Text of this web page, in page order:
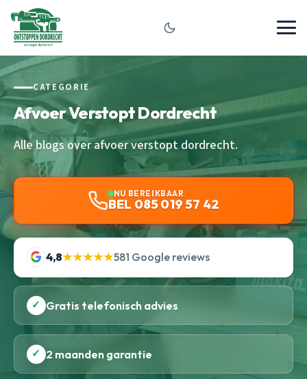
CATEGORIE
Afvoer Verstopt Dordrecht
Alle blogs over afvoer verstopt dordrecht.
NU BEREIKBAAR
BEL 085 019 57 42
4,8★★★★★581 Google reviews
✓ Gratis telefonisch advies
✓ 2 maanden garantie